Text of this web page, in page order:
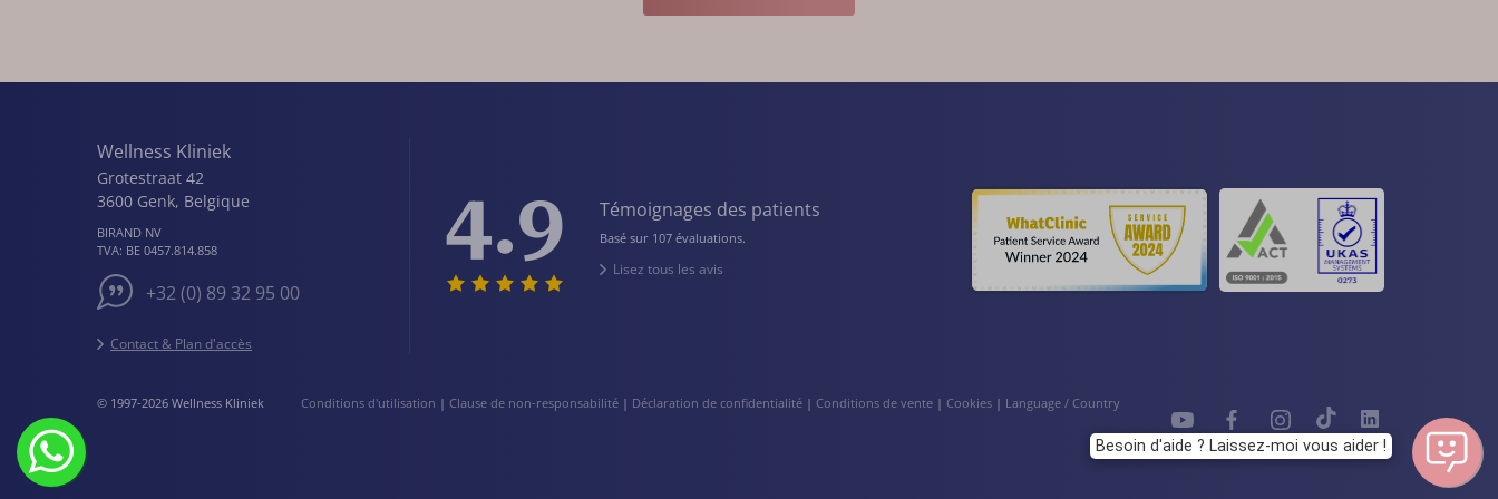
Wellness Kliniek
Grotestraat 42
3600 Genk, Belgique
BIRAND NV
TVA: BE 0457.814.858
+32 (0) 89 32 95 00
Contact & Plan d'accès
4.9 Témoignages des patients
Basé sur 107 évaluations.
Lisez tous les avis
© 1997-2026 Wellness Kliniek Conditions d'utilisation | Clause de non-responsabilité | Déclaration de confidentialité | Conditions de vente | Cookies | Language / Country
Besoin d'aide ? Laissez-moi vous aider !